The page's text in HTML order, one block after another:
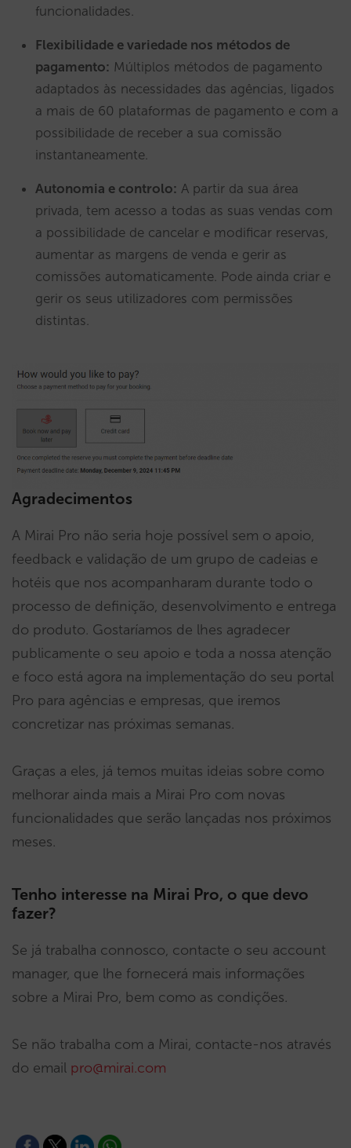
funcionalidades.
Flexibilidade e variedade nos métodos de
pagamento: Múltiplos métodos de pagamento
adaptados às necessidades das agências, ligados
a mais de 60 plataformas de pagamento e com a
possibilidade de receber a sua comissão
instantaneamente.
Autonomia e controlo: A partir da sua área
privada, tem acesso a todas as suas vendas com
a possibilidade de cancelar e modificar reservas,
aumentar as margens de venda e gerir as
comissões automaticamente. Pode ainda criar e
gerir os seus utilizadores com permissões
distintas.
Agradecimentos
A Mirai Pro não seria hoje possível sem o apoio,
feedback e validação de um grupo de cadeias e
hotéis que nos acompanharam durante todo o
processo de definição, desenvolvimento e entrega
do produto. Gostaríamos de lhes agradecer
publicamente o seu apoio e toda a nossa atenção
e foco está agora na implementação do seu portal
Pro para agências e empresas, que iremos
concretizar nas próximas semanas.
Graças a eles, já temos muitas ideias sobre como
melhorar ainda mais a Mirai Pro com novas
funcionalidades que serão lançadas nos próximos
meses.
Tenho interesse na Mirai Pro, o que devo
fazer?
Se já trabalha connosco, contacte o seu account
manager, que lhe fornecerá mais informações
sobre a Mirai Pro, bem como as condições.
Se não trabalha com a Mirai, contacte-nos através
do email pro@mirai.com